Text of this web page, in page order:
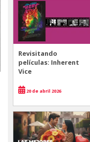
Revisitando
películas: Inherent
Vice
20 de abril 2026